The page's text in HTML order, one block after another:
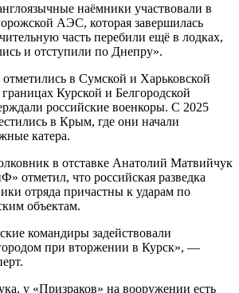
наёмники участвовали в
АЭС, которая завершилась
часть перебили ещё в лодках,
и отступили по Днепру».
в Сумской и Харьковской
Курской и Белгородской
российские военкоры. С 2025
в Крым, где они начали
катера.
в отставке Анатолий Матвийчук
отметил, что российская разведка
отряда причастны к ударам по
объектам.
командиры задействовали
при вторжении в Курск», —
у «Призраков» на вооружении есть